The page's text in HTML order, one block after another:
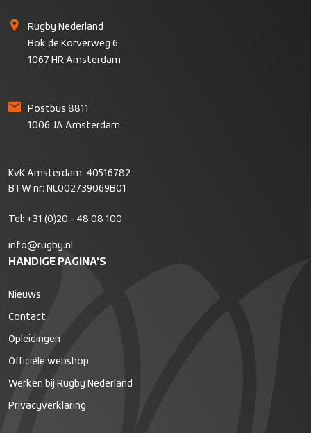
Rugby Nederland
Bok de Korverweg 6
1067 HR Amsterdam
Postbus 8811
1006 JA Amsterdam
KvK Amsterdam: 40516782
BTW nr: NL002739069B01
Tel: +31 (0)20 - 48 08 100
info@rugby.nl
HANDIGE PAGINA'S
Nieuws
Contact
Opleidingen
Officiële webshop
Werken bij Rugby Nederland
Privacyverklaring